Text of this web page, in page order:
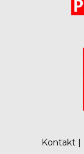
Kontakt |